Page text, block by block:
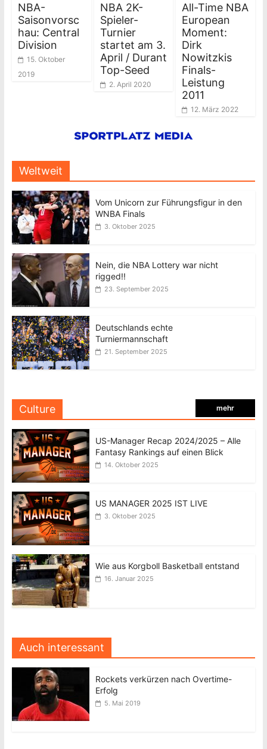
NBA-
Saisonvorsc
hau: Central
Division
15. Oktober
2019
NBA 2K-
Spieler-
Turnier
startet am 3.
April / Durant
Top-Seed
2. April 2020
All-Time NBA
European
Moment:
Dirk
Nowitzkis
Finals-
Leistung
2011
12. März 2022
Weltweit
Vom Unicorn zur Führungsfigur in den
WNBA Finals
3. Oktober 2025
Nein, die NBA Lottery war nicht
rigged!!
23. September 2025
Deutschlands echte
Turniermannschaft
21. September 2025
Culture mehr
US-Manager Recap 2024/2025 – Alle
Fantasy Rankings auf einen Blick
14. Oktober 2025
US MANAGER 2025 IST LIVE
3. Oktober 2025
Wie aus Korgboll Basketball entstand
16. Januar 2025
Auch interessant
Rockets verkürzen nach Overtime-
Erfolg
5. Mai 2019